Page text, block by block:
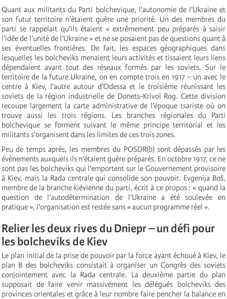
Quant aux militants du Parti bolchevique, l’autonomie de l’Ukraine et
son futur territoire n’étaient guère une priorité. Un des membres du
parti se rappelait qu’ils étaient « extrêmement peu préparés à saisir
l’idée de l’unité de l’Ukraine » et ne se posaient pas de questions quant à
ses éventuelles frontières. De fait, les espaces géographiques dans
lesquelles les bolcheviks menaient leurs activités et tissaient leurs liens
dépendaient avant tout des réseaux formés par les soviets. Sur le
territoire de la future Ukraine, on en compte trois en 1917 – un avec le
centre à Kiev, l’autre autour d’Odessa et le troisième réunissant les
soviets de la région industrielle de Donets-Krivoï Rog. Cette division
recoupe largement la carte administrative de l’époque tsariste où on
trouve aussi les trois régions. Les branches régionales du Parti
bolchevique se forment suivant le même principe territorial et les
militants s’organisent dans les limites de ces trois zones.
Peu de temps après, les membres du POSDR(b) sont dépassés par les
évènements auxquels ils n’étaient guère préparés. En octobre 1917, ce ne
sont pas les bolcheviks qui l’emportent sur le Gouvernement provisoire
à Kiev, mais la Rada centrale qui consolide son pouvoir. Evgenija Boš,
membre de la branche kiévienne du parti, écrit à ce propos : « quand la
question de l’autodétermination de l’Ukraine a été soulevée en
pratique », l’organisation est restée sans « aucun programme réel ».
Relier les deux rives du Dniepr – un défi pour
les bolcheviks de Kiev
Le plan initial de la prise de pouvoir par la force ayant échoué à Kiev, le
plan B des bolcheviks consistait à organiser un Congrès des soviets
conjointement avec la Rada centrale. La deuxième partie du plan
supposait de faire venir massivement les délégués bolcheviks des
provinces orientales et grâce à leur nombre faire pencher la balance en